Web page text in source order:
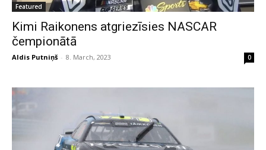
Featured
Kimi Raikonens atgriezīsies NASCAR
čempionātā
Aldis Putniņš - 8. March, 2023 0